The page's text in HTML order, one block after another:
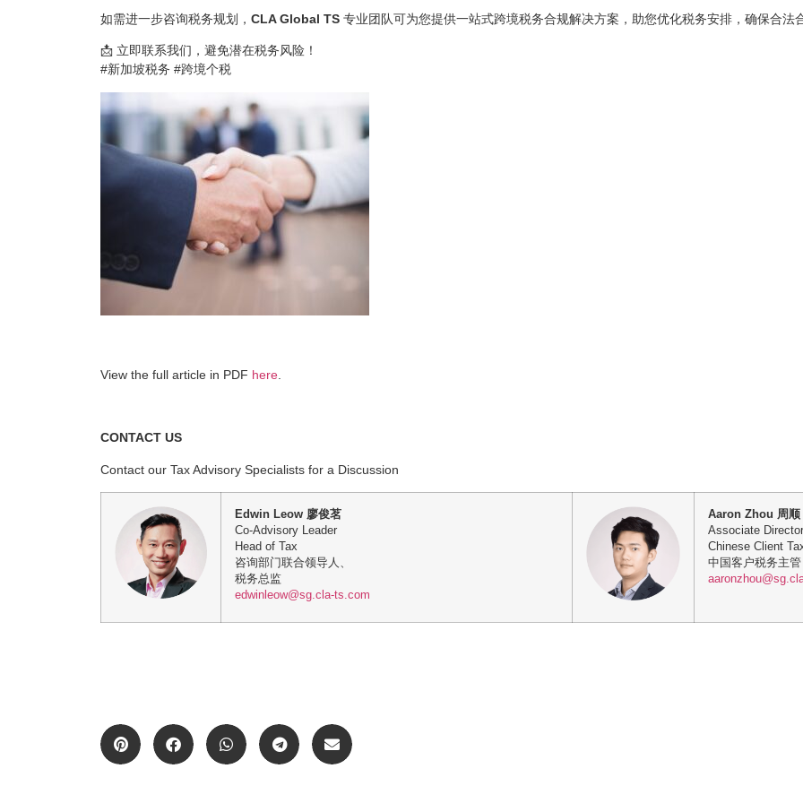
如需进一步咨询税务规划， CLA Global TS 专业团队可为您提供一站式跨境税务合规解决方案，助您优化税务安排，确保合法
📩 立即联系我们，避免潜在税务风险！
#新加坡税务 #跨境个税
View the full article in PDF here
CONTACT US
Contact our Tax Advisory Specialists for a Discussion
Edwin Leow 廖俊茗
Co-Advisory Leader
Head of Tax
咨询部门联合领导人、
税务总监
edwinleow@sg.cla-ts.com
Aaron Zhou 周顺
Associate
Chinese Client
中国客户税务主管